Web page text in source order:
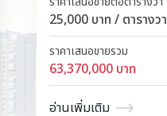
25,000 บาท / ตารางวา
ราคาเสนอขายรวม
63,370,000 บาท
อ่านเพิ่มเติม